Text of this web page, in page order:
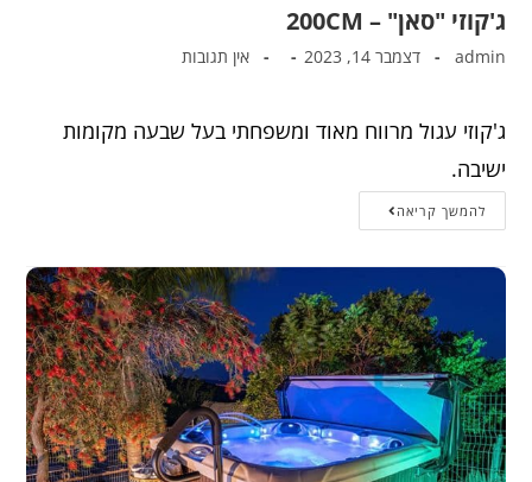
ג'קוזי "סאן" – 200CM
admin דצמבר 14, 2023 אין תגובות
ג'קוזי עגול מרווח מאוד ומשפחתי בעל שבעה מקומות
ישיבה.
להמשך קריאה